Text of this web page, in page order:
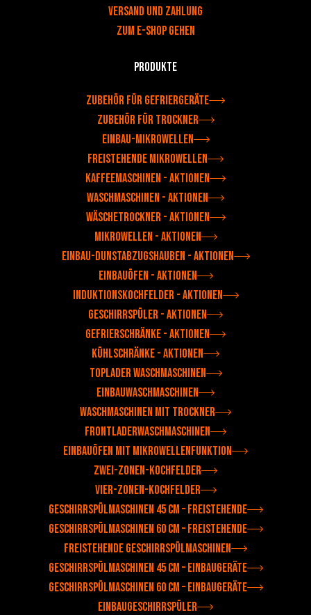
Versand und Zahlung
Zum e-shop gehen
Produkte
Zubehör für Gefriergeräte
Zubehör für Trockner
Einbau-Mikrowellen
Freistehende Mikrowellen
Kaffeemaschinen - Aktionen
Waschmaschinen - Aktionen
Wäschetrockner - Aktionen
Mikrowellen - Aktionen
Einbau-Dunstabzugshauben - Aktionen
Einbauöfen - Aktionen
Induktionskochfelder - Aktionen
Geschirrspüler - Aktionen
Gefrierschränke - Aktionen
Kühlschränke - Aktionen
Toplader Waschmaschinen
Einbauwaschmaschinen
Waschmaschinen mit Trockner
Frontladerwaschmaschinen
Einbauöfen mit Mikrowellenfunktion
Zwei-Zonen-Kochfelder
Vier-Zonen-Kochfelder
Geschirrspülmaschinen 45 cm – Freistehende
Geschirrspülmaschinen 60 cm – Freistehende
Freistehende Geschirrspülmaschinen
Geschirrspülmaschinen 45 cm – Einbaugeräte
Geschirrspülmaschinen 60 cm – Einbaugeräte
Einbaugeschirrspüler